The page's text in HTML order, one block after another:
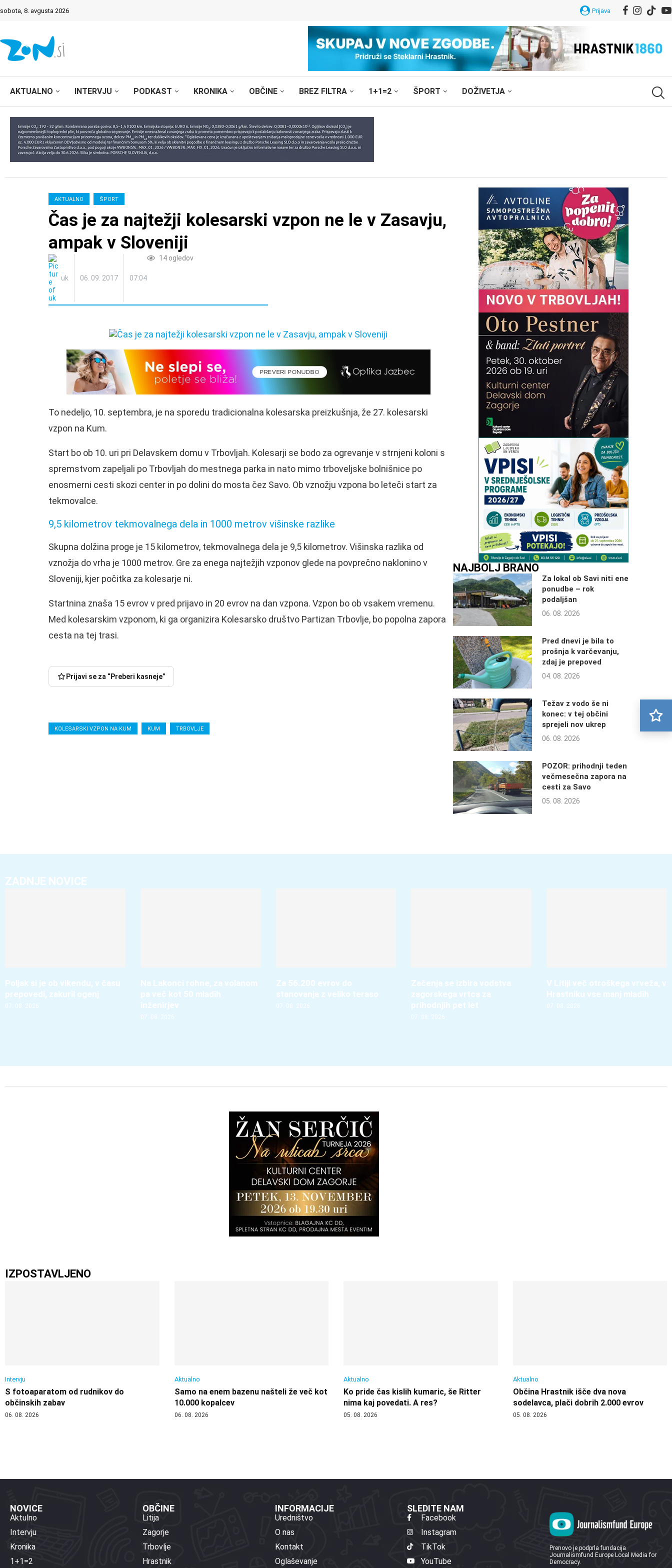
sobota, 8. avgusta 2026 Prijava
AKTUALNO INTERVJU PODKAST KRONIKA OBČINE BREZ FILTRA 1+1=2 ŠPORT DOŽIVETJA
AKTUALNO ŠPORT
Čas je za najtežji kolesarski vzpon ne le v Zasavju,
ampak v Sloveniji
uk 06. 09. 2017 07:04
14 ogledov
To nedeljo, 10. septembra, je na sporedu tradicionalna kolesarska preizkušnja, že 27. kolesarski
vzpon na Kum.
Start bo ob 10. uri pri Delavskem domu v Trbovljah. Kolesarji se bodo za ogrevanje v strnjeni koloni s
spremstvom zapeljali po Trbovljah do mestnega parka in nato mimo trboveljske bolnišnice po
enosmerni cesti skozi center in po dolini do mosta čez Savo. Ob vznožju vzpona bo leteči start za
tekmovalce.
9,5 kilometrov tekmovalnega dela in 1000 metrov višinske razlike
Skupna dolžina proge je 15 kilometrov, tekmovalnega dela je 9,5 kilometrov. Višinska razlika od
vznožja do vrha je 1000 metrov. Gre za enega najtežjih vzponov glede na povprečno naklonino v
Sloveniji, kjer počitka za kolesarje ni.
Startnina znaša 15 evrov v pred prijavo in 20 evrov na dan vzpona. Vzpon bo ob vsakem vremenu.
Med kolesarskim vzponom, ki ga organizira Kolesarsko društvo Partizan Trbovlje, bo popolna zapora
cesta na tej trasi.
Prijavi se za “Preberi kasneje”
KOLESARSKI VZPON NA KUM KUM TRBOVLJE
NAJBOLJ BRANO
Za lokal ob Savi niti ene
ponudbe – rok
podaljšan
06. 08. 2026
Pred dnevi je bila to
prošnja k varčevanju,
zdaj je prepoved
04. 08. 2026
Težav z vodo še ni
konec: v tej občini
sprejeli nov ukrep
06. 08. 2026
POZOR: prihodnji teden
večmesečna zapora na
cesti za Savo
05. 08. 2026
ZADNJE NOVICE
Poljak si je ob vikendu, v času
prepovedi, zakuril ogenj
07. 08. 2026
Na Lakonci rohne, za volanom
pa več kot 50 mladih
inženirjev
07. 08. 2026
Za 56.200 evrov do
stanovanja z veliko teraso
07. 08. 2026
Začenja se izbira vodstva
zagorskega vrtca za
prihodnjih pet let
07. 08. 2026
V Litiji več otroškega vrveža, v
Hrastniku vse manj mladih
07. 08. 2026
IZPOSTAVLJENO
Intervju
S fotoaparatom od rudnikov do
občinskih zabav
06. 08. 2026
Aktualno
Samo na enem bazenu našteli že več kot
10.000 kopalcev
06. 08. 2026
Aktualno
Ko pride čas kislih kumaric, še Ritter
nima kaj povedati. A res?
05. 08. 2026
Aktualno
Občina Hrastnik išče dva nova
sodelavca, plači dobrih 2.000 evrov
05. 08. 2026
NOVICE
Aktulno
Intervju
Kronika
1+1=2
OBČINE
Litija
Zagorje
Trbovlje
Hrastnik
INFORMACIJE
Uredništvo
O nas
Kontakt
Oglaševanje
SLEDITE NAM
Facebook
Instagram
TikTok
YouTube
Prenovo je podprla fundacija
Journalismfund Europe Local Media for
Democracy.